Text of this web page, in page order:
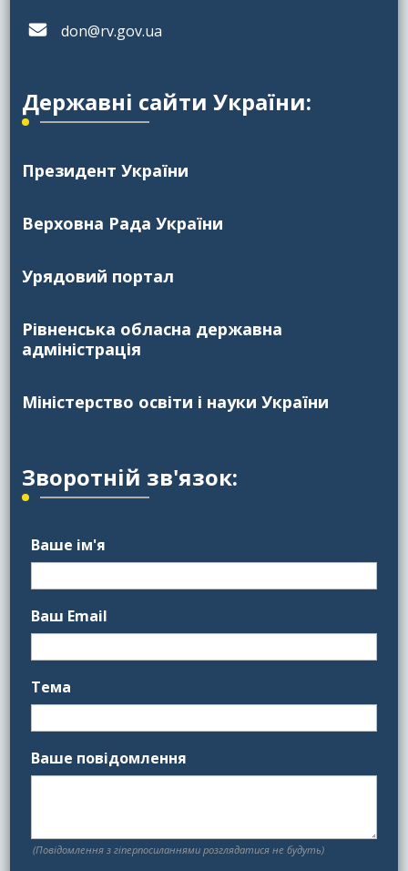
don@rv.gov.ua
Державні сайти України:
Президент України
Верховна Рада України
Урядовий портал
Рівненська обласна державна
адміністрація
Міністерство освіти і науки України
Зворотній зв'язок:
Ваше ім'я
Ваш Email
Тема
Ваше повідомлення
(Повідомлення з гіперпосиланнями розглядатися не будуть)